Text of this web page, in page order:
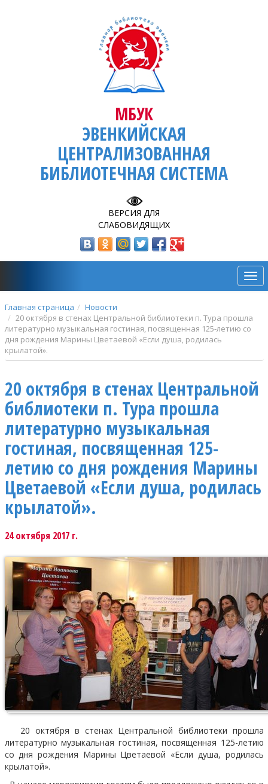
МБУК
ЭВЕНКИЙСКАЯ
ЦЕНТРАЛИЗОВАННАЯ
БИБЛИОТЕЧНАЯ СИСТЕМА
ВЕРСИЯ ДЛЯ
СЛАБОВИДЯЩИХ
Главная страница
Новости
20 октября в стенах Центральной библиотеки п. Тура прошла
литературно музыкальная гостиная, посвященная 125-летию со
дня рождения Марины Цветаевой «Если душа, родилась
крылатой».
20 октября в стенах Центральной
библиотеки п. Тура прошла
литературно музыкальная
гостиная, посвященная 125-
летию со дня рождения Марины
Цветаевой «Если душа, родилась
крылатой».
24 октября 2017 г.
20 октября в стенах Центральной библиотеки прошла
литературно музыкальная гостиная, посвященная 125-летию
со дня рождения Марины Цветаевой «Если душа, родилась
крылатой».